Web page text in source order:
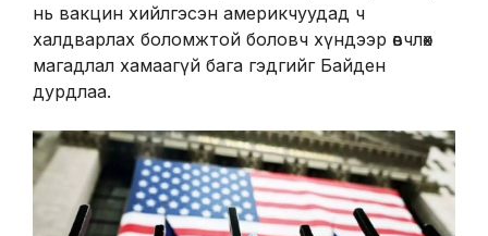
нь вакцин хийлгэсэн америкчуудад ч
халдварлах боломжтой боловч хүндээр өвчлөх
магадлал хамаагүй бага гэдгийг Байден
дурдлаа.